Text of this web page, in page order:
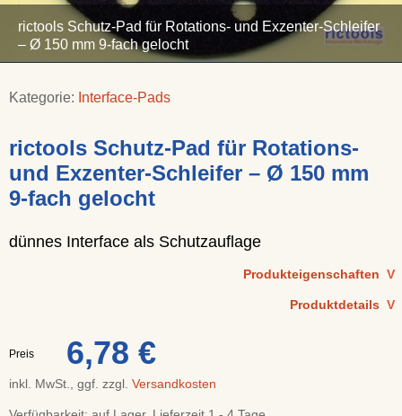
rictools Schutz-Pad für Rotations- und Exzenter-Schleifer
– Ø 150 mm 9-fach gelocht
Kategorie: Interface-Pads
rictools Schutz-Pad für Rotations-
und Exzenter-Schleifer – Ø 150 mm
9-fach gelocht
dünnes Interface als Schutzauflage
Produkteigenschaften V
Produktdetails V
Preis 6,78 €
inkl. MwSt., ggf. zzgl. Versandkosten